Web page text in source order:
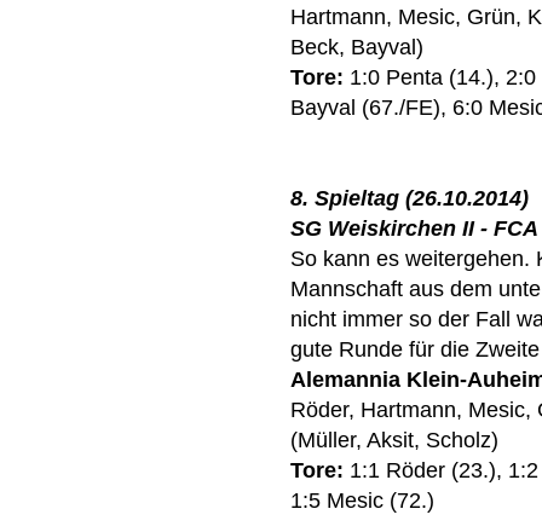
Hartmann, Mesic, Grün,
Beck, Bayval)
Tore: 1:0 Penta (14.),
Bayval (67./FE), 6:0
8. Spieltag (26.10.2014)
SG Weiskirchen II -
So kann es weitergehen.
Mannschaft aus dem
nicht immer so der Fall
gute Runde für die
Alemannia Klein-
Röder, Hartmann, Mesic,
(Müller, Aksit, Scholz)
Tore: 1:1 Röder (23.),
1:5 Mesic (72.)